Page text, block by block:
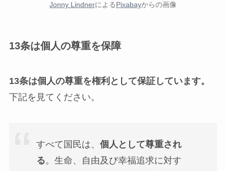
Jonny LindnerによるPixabayからの画像
13条は個人の尊重を保障
13条は個人の尊重を権利として保証しています。
下記を見てください。
すべて国民は、 個人として尊重され
る。生命、自由及び幸福追求に対す